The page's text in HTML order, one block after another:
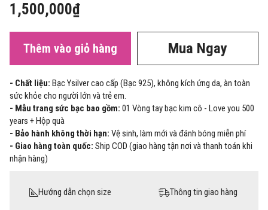
1,500,000₫
Thêm vào giỏ hàng Mua Ngay
- Chất liệu: Bạc Ysilver cao cấp (Bạc 925), không kích ứng da, àn toàn
sức khỏe cho người lớn và trẻ em.
- Mẫu trang sức bạc bao gồm: 01 Vòng tay bạc kim cô - Love you 500
years + Hộp quà
- Bảo hành không thời hạn: Vệ sinh, làm mới và đánh bóng miễn phí
- Giao hàng toàn quốc: Ship COD (giao hàng tận nơi và thanh toán khi
nhận hàng)
Hướng dẫn chọn size Thông tin giao hàng